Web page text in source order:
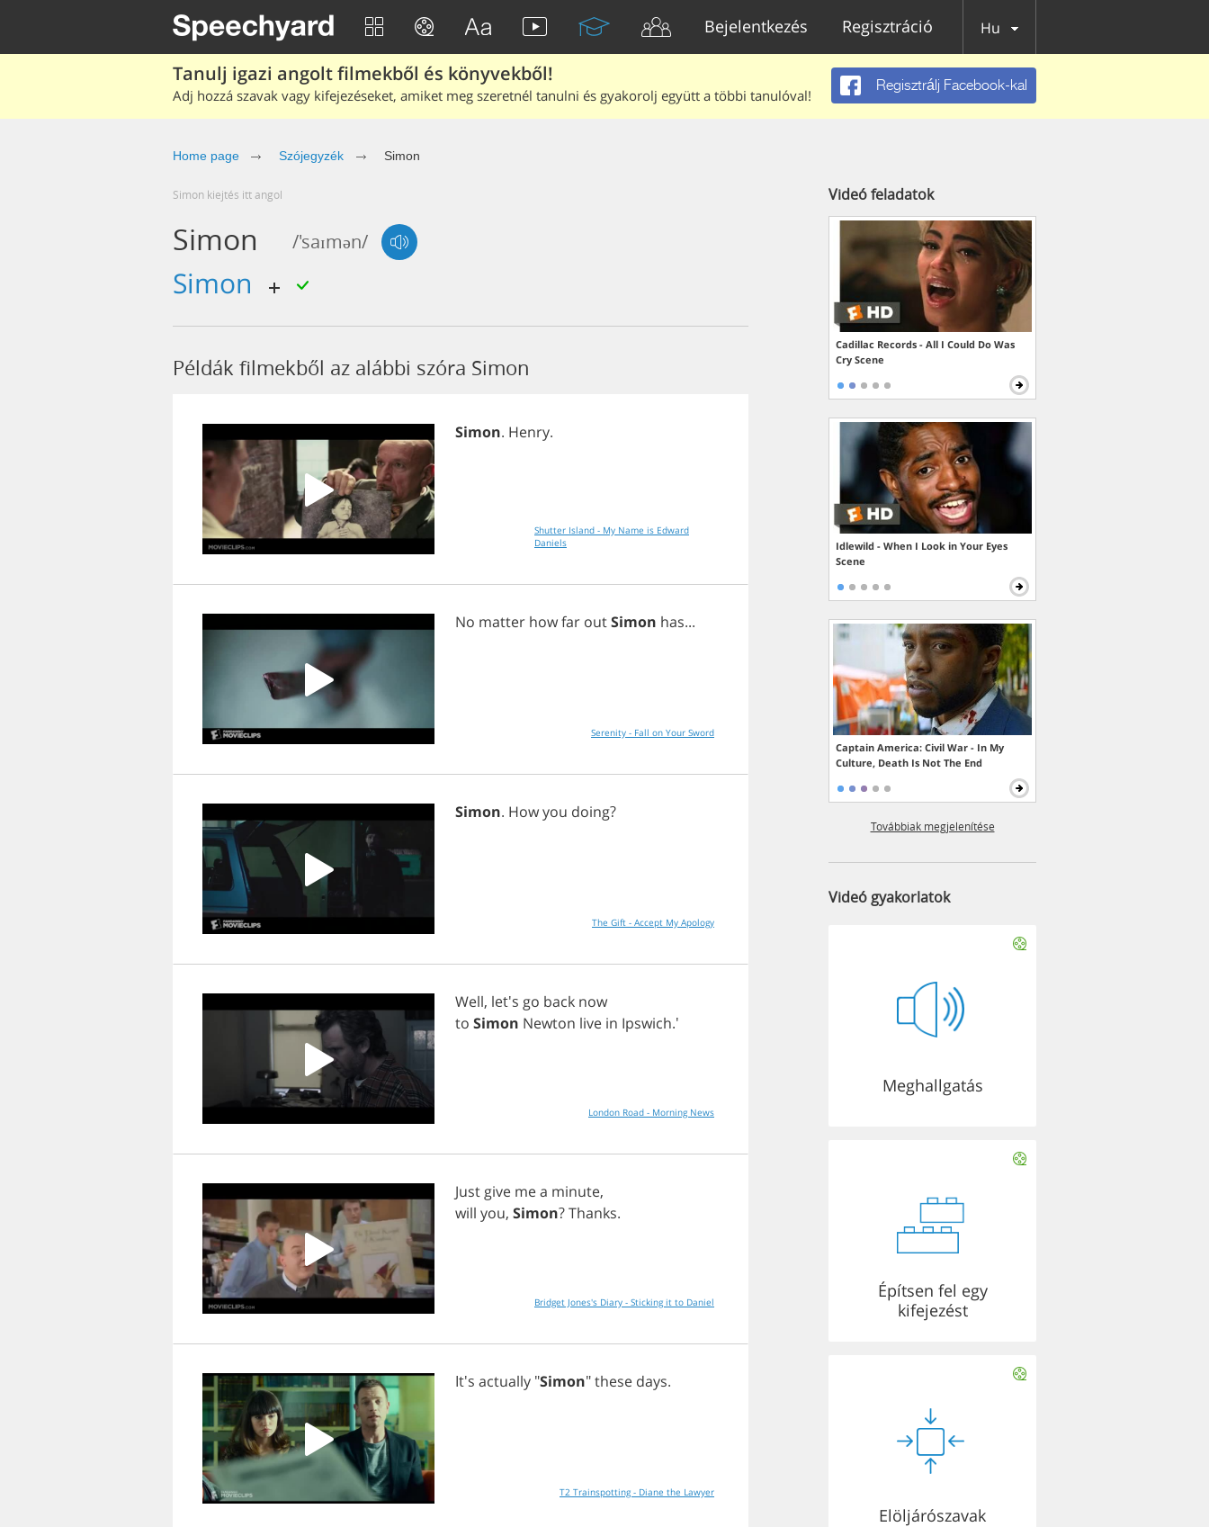
Bejelentkezés Regisztráció Hu
Tanulj igazi angolt filmekből és könyvekből!
Adj hozzá szavak vagy kifejezéseket, amiket meg szeretnél tanulni és gyakorolj együtt a többi tanulóval!
Regisztrálj Facebook-kal
Home page Szójegyzék Simon
simon kiejtés itt angol
Simon /'saɪmən/
simon
Példák filmekből az alábbi szóra Simon
Simon. Henry.
Shutter Island - My Name is Edward
Daniels
No matter howfar outSimon has...
Serenity - Fall on Your Sword
Simon. Howyou doing?
The Gift - Accept My Apology
Well, let's go back now
to Simon Newton live in Ipswich.'
London Road - Morning News
Just give mea minute,
will you, Simon?Thanks.
Bridget Jones's Diary - Sticking it to Daniel
It's actually "Simon"these days.
T2 Trainspotting - Diane the Lawyer
Videó feladatok
Cadillac Records - All I Could Do Was
Cry Scene
Idlewild - When I Look in Your Eyes
Scene
Captain America: Civil War - In My
Culture, Death Is Not The End
Továbbiak megjelenítése
Videó gyakorlatok
Meghallgatás
Építsen fel egy
kifejezést
Elöljárószavak